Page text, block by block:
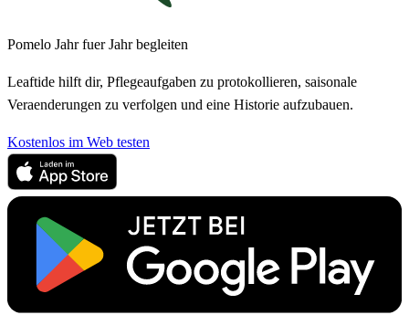
Pomelo Jahr fuer Jahr begleiten
Leaftide hilft dir, Pflegeaufgaben zu protokollieren, saisonale
Veraenderungen zu verfolgen und eine Historie aufzubauen.
Kostenlos im Web testen